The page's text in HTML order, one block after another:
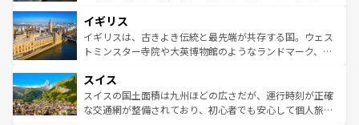
いる。シャンパンの発祥地であるランス、プロヴァンスの
香り高いラベンダー畑など、多彩な楽しみ方が可能だ。さ
らに、パリ以外の地域にも魅力が溢れており、どの街角に
れる地方に足を運ぶとそれぞれで全く異なる文化を体験で
きるだろう。 なお、新着のフランス情報はコンテンツ一覧
を参照してほしい。
顔を持つこの国は、どこを歩いても飽きることがない。ベ
ルリンの文化的活気、バイエルン州のアルプスの絶景、そ
してライン川沿いのワイン畑といった風景は必見。ビール
は、お酒好きな人にはぜひ体験してほしい。 なお、新着の
ドイツ情報はコンテンツ一覧を参照してほしい。
イギリス
イギリスは、古きよき伝統と最先端が共存する国。ウェス
トミンスター寺院や大英博物館のようなランドマーク、歴
リアごとに異なる魅力がある。また、優雅なアフタヌーン
ティー、ビール好きにはたまらない英国パブ、サッカー観
戦など、本場だからこそできる体験も豊富。イギリスを旅
スイス
スイスの国土面積は九州ほどの広さだが、運行時刻が正確
な交通網が整備されており、初心者でも安心して個人旅行